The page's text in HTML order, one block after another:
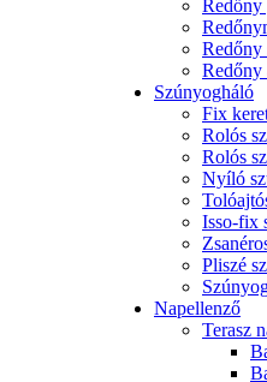
Redőny
Redőny
Redőny
Szúnyogháló
Fix
Rolós
Rolós
Nyíló
Isso-fix
Pliszé
Napellenző
Terasz